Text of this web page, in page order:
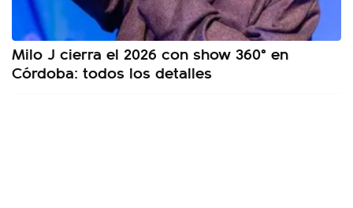
Milo J cierra el 2026 con show 360° en
Córdoba: todos los detalles